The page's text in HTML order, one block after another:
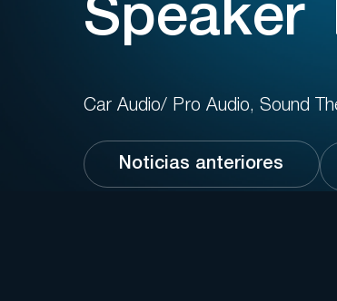
Speaker
Car Audio/ Pro Audio, Sound
Noticias anteriores